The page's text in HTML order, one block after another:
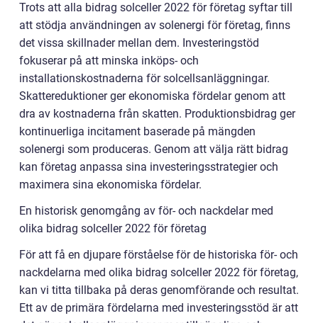
Trots att alla bidrag solceller 2022 för företag syftar till
att stödja användningen av solenergi för företag, finns
det vissa skillnader mellan dem. Investeringstöd
fokuserar på att minska inköps- och
installationskostnaderna för solcellsanläggningar.
Skattereduktioner ger ekonomiska fördelar genom att
dra av kostnaderna från skatten. Produktionsbidrag ger
kontinuerliga incitament baserade på mängden
solenergi som produceras. Genom att välja rätt bidrag
kan företag anpassa sina investeringsstrategier och
maximera sina ekonomiska fördelar.
En historisk genomgång av för- och nackdelar med
olika bidrag solceller 2022 för företag
För att få en djupare förståelse för de historiska för- och
nackdelarna med olika bidrag solceller 2022 för företag,
kan vi titta tillbaka på deras genomförande och resultat.
Ett av de primära fördelarna med investeringsstöd är att